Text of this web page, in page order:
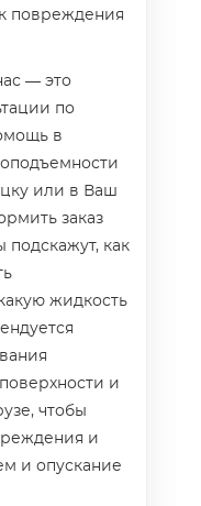
повреждения
— это
по
в
или в Ваш
заказ
как
жидкость
и
чтобы
и
и опускание